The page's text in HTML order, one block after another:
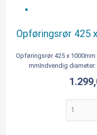
Opføringsrør 425
Opføringsrør 425 x
mmIndvendig
med
muffe